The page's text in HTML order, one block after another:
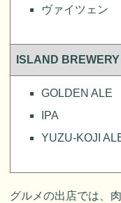
ヴァイツェン
ISLAND BREWERY
GOLDEN ALE
IPA
YUZU-KOJI
グルメの出店では、